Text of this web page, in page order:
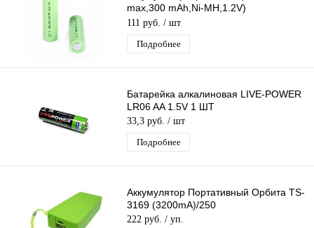
max,300 mAh,Ni-MH,1.2V)
перезаряжаемая Батарейка
мизинчиковая 1ШТ.
111 руб. / шт
Подробнее
Батарейка алкалиновая LIVE-POWER
LR06 AA 1.5V 1 ШТ
33,3 руб. / шт
Подробнее
Аккумулятор Портативный Орбита TS-
3169 (3200mA)/250
222 руб. / уп.